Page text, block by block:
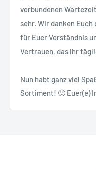
verbundenen
sehr. Wir danken Euch
für Euer Verständnis
Vertrauen, das ihr
Nun habt ganz viel
Sortiment! 🙂 Euer(e)